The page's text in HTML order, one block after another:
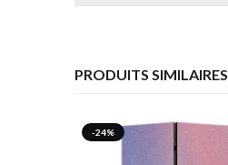
PRODUITS SIMILAIRES
-24%